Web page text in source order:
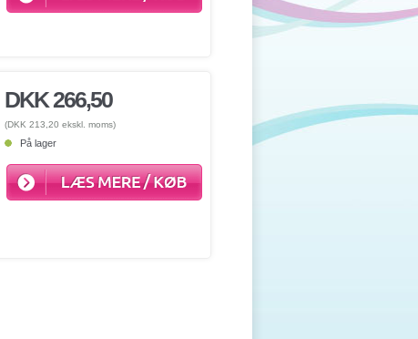
DKK 266,50
(DKK 213,20 ekskl. moms)
På lager